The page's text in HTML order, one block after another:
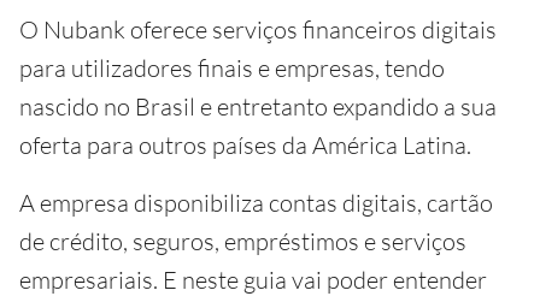
O Nubank oferece serviços financeiros digitais
para utilizadores finais e empresas, tendo
nascido no Brasil e entretanto expandido a sua
oferta para outros países da América Latina.
A empresa disponibiliza contas digitais, cartão
de crédito, seguros, empréstimos e serviços
empresariais. E neste guia vai poder entender